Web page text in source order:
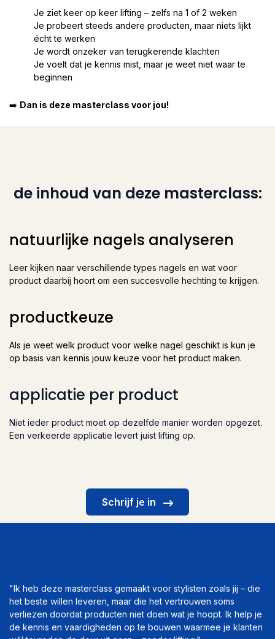
Je ziet keer op keer lifting – zelfs na 1 of 2 weken
Je probeert steeds andere producten, maar niets lijkt
écht te werken
Je wordt onzeker van terugkerende klachten
Je voelt dat je kennis mist, maar je weet niet waar te
beginnen
➡️ Dan is deze masterclass voor jou!
de inhoud van deze masterclass:
natuurlijke nagels analyseren
Leer kijken naar verschillende types nagels en wat voor
product daarbij hoort om een succesvolle hechting te krijgen.
productkeuze
Als je weet welk product voor welke nagel geschikt is kun je
op basis van kennis jouw keuze voor het product maken.
applicatie per product
Niet ieder product moet op dezelfde manier worden opgezet.
Een verkeerde applicatie levert juist lifting op.
Schrijf je in
"Ik heb deze masterclass gemaakt voor stylisten zoals jij – die
het beste willen leveren, maar die het vertrouwen soms
verliezen doordat producten niet doen wat je hoopt. Ik help je
de kennis en vaardigheden op te bouwen waarmee je klanten